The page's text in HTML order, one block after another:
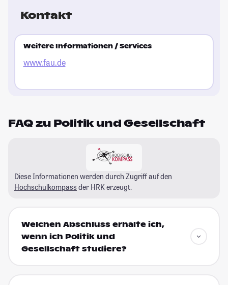
Kontakt
Weitere Informationen / Services
www.fau.de
FAQ zu Politik und Gesellschaft
Diese Informationen werden durch Zugriff auf den
Hochschulkompass der HRK erzeugt.
Welchen Abschluss erhalte ich,
wenn ich Politik und
Gesellschaft studiere?